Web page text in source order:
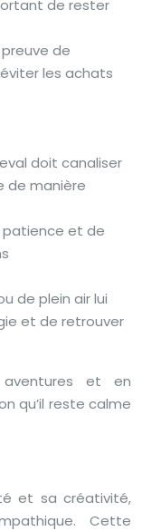
de rester
de
les achats
doit canaliser
de manière
et de
de plein air lui
et de retrouver
aventures et en
qu’il reste calme
et sa créativité,
Cette